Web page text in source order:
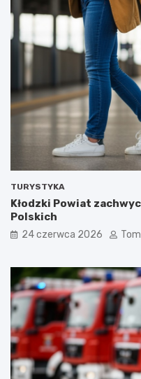
TURYSTYKA
Kłodzki Powiat
Polskich
24 czerwca 2026